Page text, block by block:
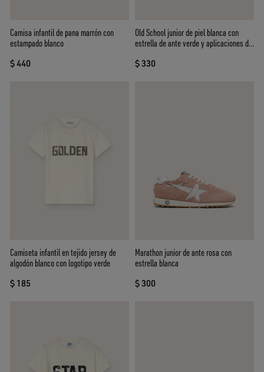
Camisa infantil de pana marrón con
estampado blanco
$ 440
Old School junior de piel blanca con
estrella de ante verde y aplicaciones de
$ 330
Camiseta infantil en tejido jersey de
algodón blanco con logotipo verde
$ 185
Marathon junior de ante rosa con
estrella blanca
$ 300